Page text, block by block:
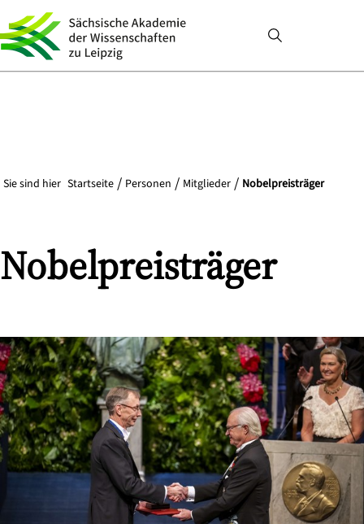
Sie sind hier Startseite Personen Mitglieder Nobelpreisträger
Nobelpreisträger